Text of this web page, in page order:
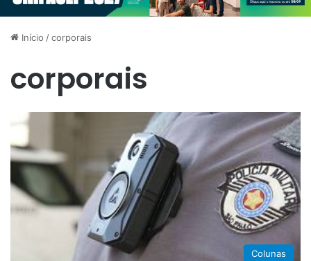
Início /corporais
corporais
Colunas